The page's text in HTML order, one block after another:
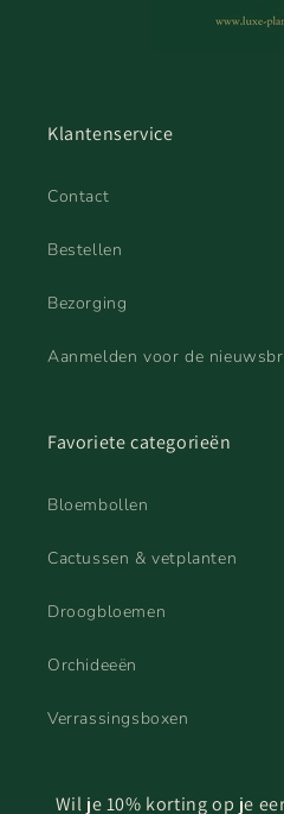
Klantenservice
Contact
Bestellen
Bezorging
Aanmelden voor de
Favoriete categorieën
Bloembollen
Cactussen & vetplanten
Droogbloemen
Orchideeën
Verrassingsboxen
Wil je 10% korting op je